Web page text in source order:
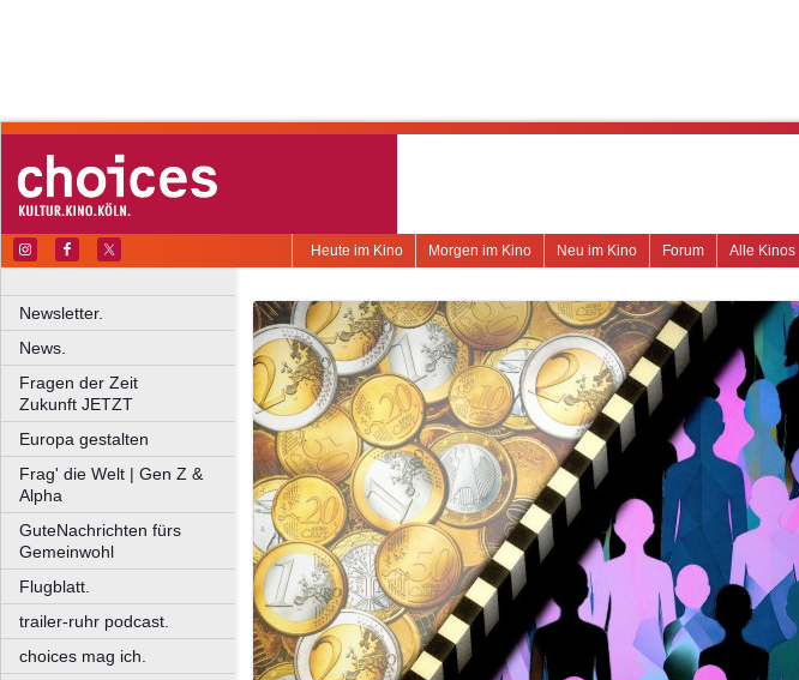
Alle Kinos
Forum
Neu im Kino
Morgen im Kino
Heute im Kino
Newsletter.
News.
Fragen der Zeit
Zukunft JETZT
Europa gestalten
Frag' die Welt | Gen Z &
Alpha
GuteNachrichten fürs
Gemeinwohl
Flugblatt.
trailer-ruhr podcast.
choices mag ich.